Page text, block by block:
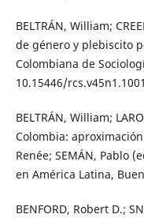
BELTRÁN, William;
de género y plebiscito
Colombiana de
10.15446/
BELTRÁN, William;
Colombia:
Renée; SEMÁN, Pablo
en América Latina,
BENFORD, Robert D.;